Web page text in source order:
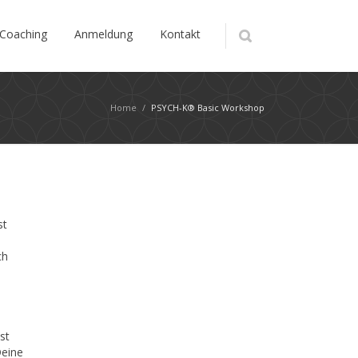
Coaching Anmeldung Kontakt
Home / PSYCH-K® Basic Workshop